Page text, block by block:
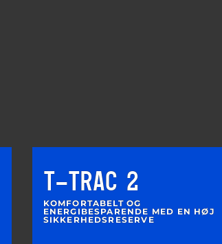
T-TRAC 2
KOMFORTABELT OG
ENERGIBESPARENDE MED EN HØJ
SIKKERHEDSRESERVE